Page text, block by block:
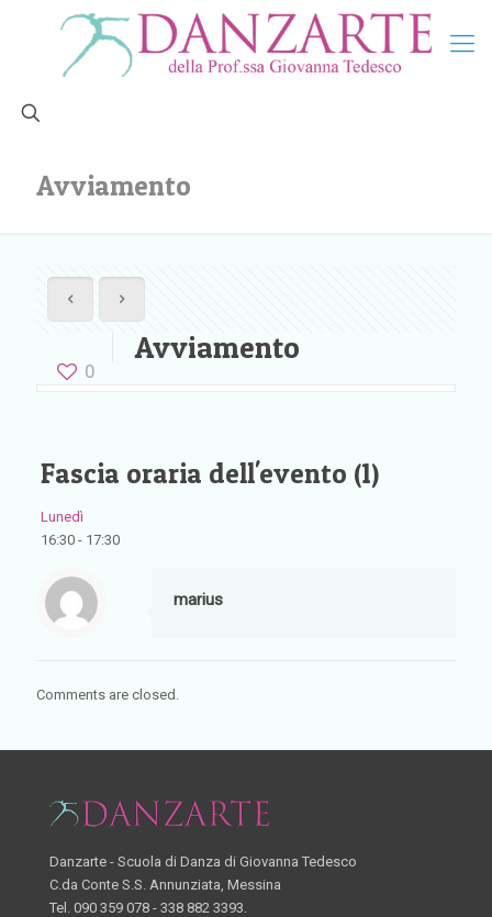
Avviamento
0
Avviamento
Fascia oraria dell'evento (1)
Lunedì
16:30- 17:30
marius
Comments are closed.
Danzarte - Scuola di Danza di Giovanna Tedesco
C.da Conte S.S. Annunziata, Messina
Tel. 090 359 078 - 338 882 3393.